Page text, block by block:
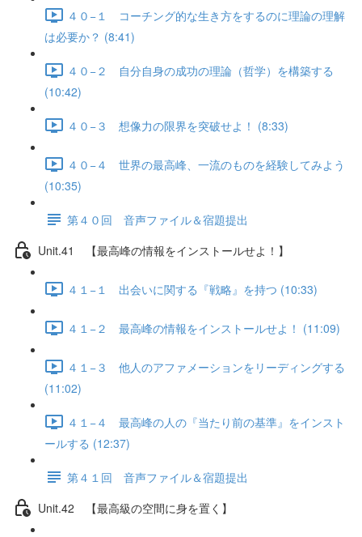
４０−１ コーチング的な生き方をするのに理論の理解
は必要か？ (8:41)
４０−２ 自分自身の成功の理論（哲学）を構築する
(10:42)
４０−３ 想像力の限界を突破せよ！ (8:33)
４０−４ 世界の最高峰、一流のものを経験してみよう
(10:35)
第４０回 音声ファイル＆宿題提出
Unit.41 【最高峰の情報をインストールせよ！】
４１−１ 出会いに関する『戦略』を持つ (10:33)
４１−２ 最高峰の情報をインストールせよ！ (11:09)
４１−３ 他人のアファメーションをリーディングする
(11:02)
４１−４ 最高峰の人の『当たり前の基準』をインスト
ールする (12:37)
第４１回 音声ファイル＆宿題提出
Unit.42 【最高級の空間に身を置く】